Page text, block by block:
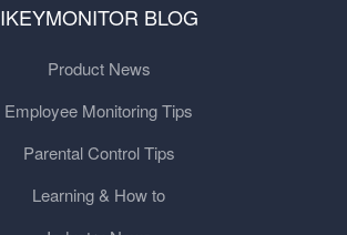
IKEYMONITOR BLOG
Product News
Employee Monitoring Tips
Parental Control Tips
Learning & How to